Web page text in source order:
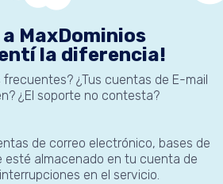
MaxDominios
la diferencia!
¿Tus cuentas de E-mail
¿El soporte no contesta?
de correo electrónico, bases de
esté almacenado en tu cuenta de
en el servicio.